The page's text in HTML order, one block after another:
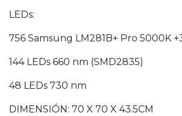
LEDs:
756 Samsung LM281B+ Pro 5000K
144 LEDs 660 nm (SMD2835)
48 LEDs 730 nm
DIMENSIÓN: 70 X 70 X 43.5CM